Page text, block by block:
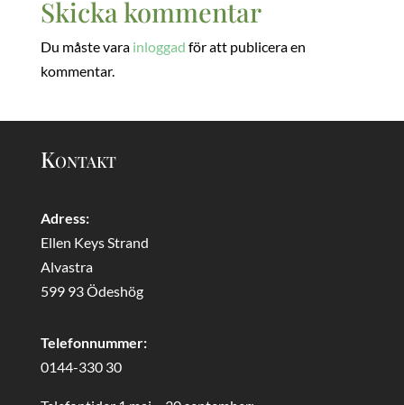
Skicka kommentar
Du måste vara inloggad för att publicera en
kommentar.
Kontakt
Adress:
Ellen Keys Strand
Alvastra
599 93 Ödeshög
Telefonnummer:
0144-330 30